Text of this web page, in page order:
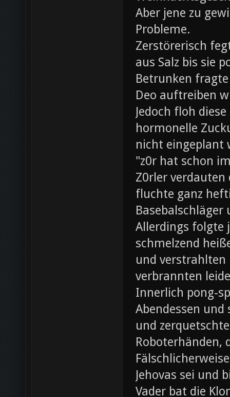
Aber jene zu
Probleme.
Zerstörerisch
aus Salz bis sie
Betrunken
Deo auftreiben
Jedoch floh
hormonelle
nicht eingeplant
"z0r hat schon
Z0rler
fluchte ganz
Allerdings folgte
schmelzend
und verstrahlten
verbrannten
Innerlich pong-
Abendessen
und
Roboterhänden,
Jehovas sei und
Vader bat die